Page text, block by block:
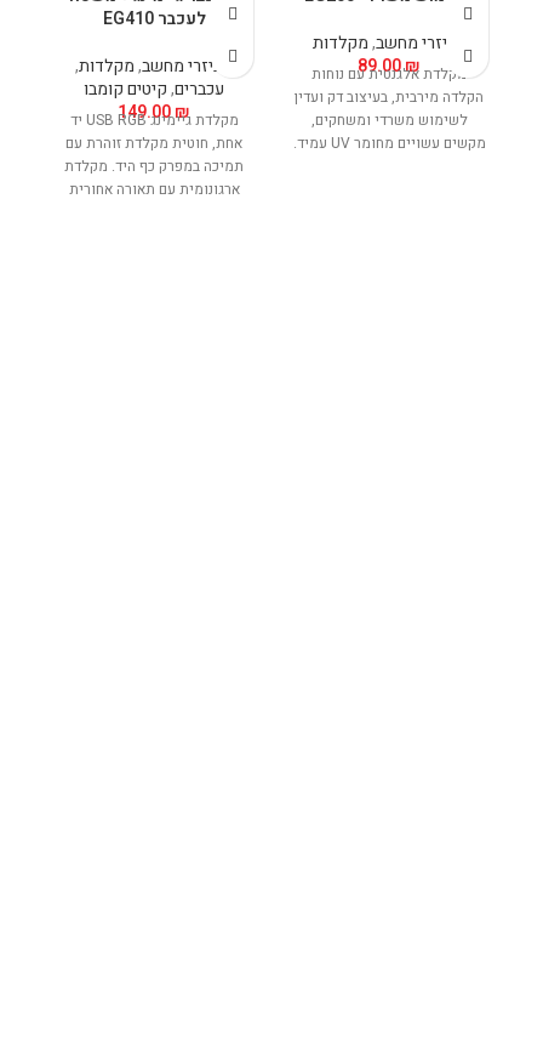
אביזרי מחשב,מקלדות
89.00₪
מקלדת אלגנטית עם נוחות
הקלדה מירבית, בעיצוב דק ועדין
לשימוש משרדי ומשחקים,
מקשים עשויים מחומר UV עמיד.
לעכבר EG410
אביזרי מחשב,מקלדות,
עכברים,קיטים קומבו
149.00₪
מקלדת גיימינג USB RGB יד
אחת, חוטית מקלדת זוהרת עם
תמיכה במפרק כף היד. מקלדת
ארגונומית עם תאורה אחורית